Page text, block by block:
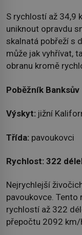
S rychlostí až 34,9
uniknout opravdu
skalnatá pobřeží s
může jak vyhřívat,
obranu kromě
Poběžník Banksův
Výskyt: jižní
Třída: pavoukovci
Rychlost: 322
Nejrychlejší
pavoukovce.
rychlostí až 322
přepočtu 2092 km/